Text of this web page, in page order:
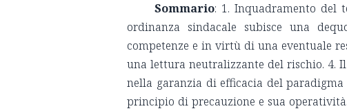
Sommario: 1. Inquadramento del
ordinanza sindacale subisce una
competenze e in virtù di una eventuale
una lettura neutralizzante del rischio. 4.
nella garanzia di efficacia del
principio di precauzione e sua